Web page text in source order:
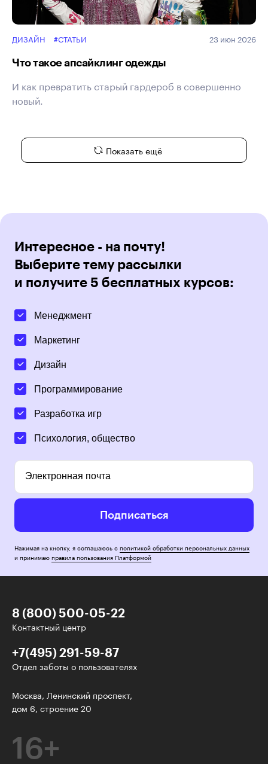
ДИЗАЙН #СТАТЬИ 23 июн 2026
Что такое апсайклинг одежды
И как превратить старый гардероб в совершенно
новый.
Показать ещё
Интересное - на почту!
Выберите тему рассылки
и получите 5 бесплатных курсов:
Менеджмент
Маркетинг
Дизайн
Программирование
Разработка игр
Психология, общество
Электронная почта
Подписаться
Нажимая на кнопку, я соглашаюсь сполитикой обработки персональных данных
и принимаюправила пользования Платформой
8 (800) 500-05-22
Контактный центр
+7(495) 291-59-87
Отдел заботы о пользователях
Москва, Ленинский проспект,
дом 6, строение 20
16+
У нас есть классные рассылки!
Электронная почта